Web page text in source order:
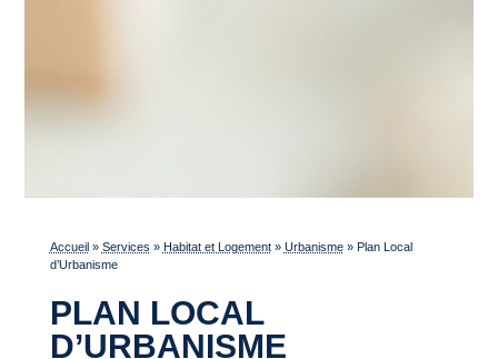
Accueil» Services » Habitat et Logement» Urbanisme» Plan Local
d’Urbanisme
PLAN LOCAL
D’URBANISME